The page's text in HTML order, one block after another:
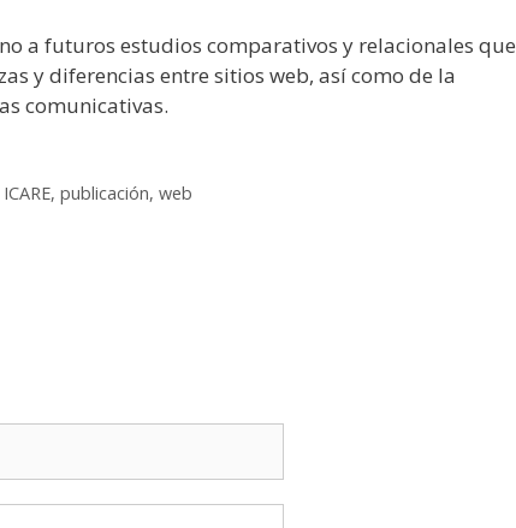
a futuros estudios comparativos y relacionales que
y diferencias entre sitios web, así como de la
comunicativas.
, publicación, web